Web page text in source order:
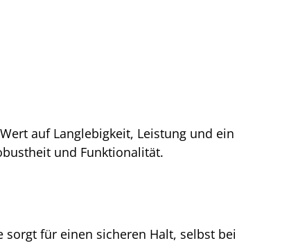
auf Langlebigkeit, Leistung und ein
und Funktionalität.
sorgt für einen sicheren Halt, selbst bei